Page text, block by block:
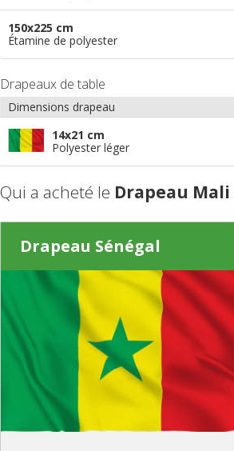
150x225 cm
Étamine de polyester
Drapeaux de table
Dimensions drapeau
14x21 cm
Polyester léger
Qui a acheté le Drapeau Mali
Drapeau Sénégal